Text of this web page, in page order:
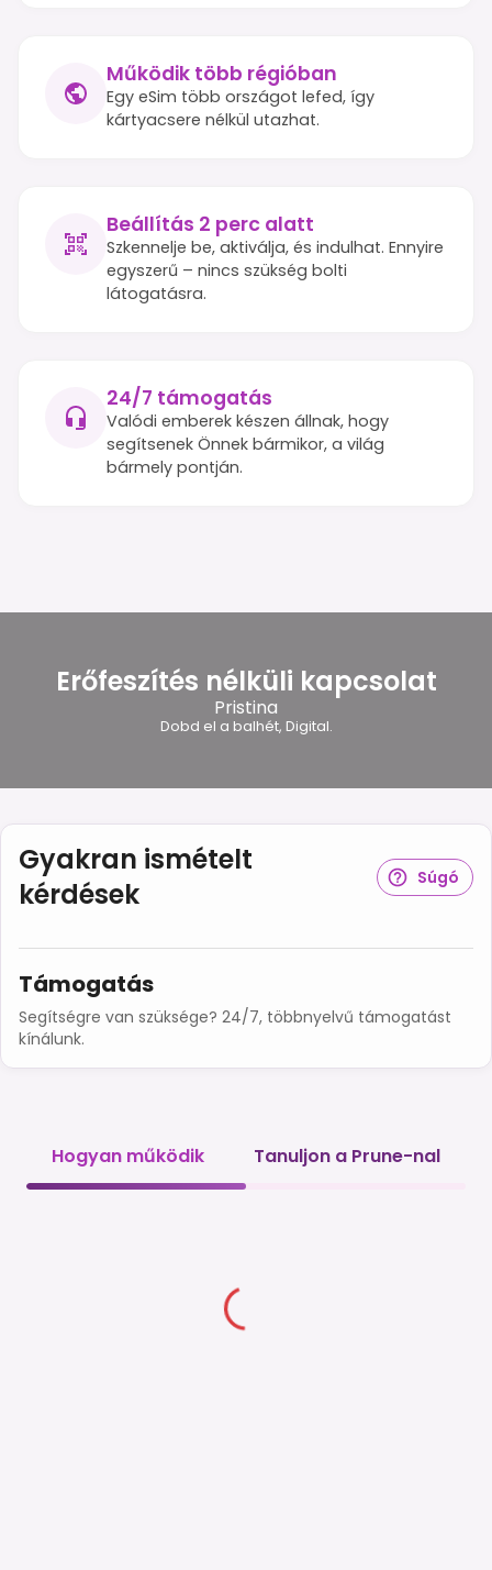
Működik több régióban
Egy eSim több országot lefed, így
kártyacsere nélkül utazhat.
Beállítás 2 perc alatt
Szkennelje be, aktiválja, és indulhat. Ennyire
egyszerű – nincs szükség bolti
látogatásra.
24/7 támogatás
Valódi emberek készen állnak, hogy
segítsenek Önnek bármikor, a világ
bármely pontján.
Erőfeszítés nélküli kapcsolat
Pristina
Dobd el a balhét, Digital.
Gyakran ismételt
kérdések
Súgó
Támogatás
Segítségre van szüksége? 24/7, többnyelvű támogatást
kínálunk.
Hogyan működik Tanuljon a Prune-nal